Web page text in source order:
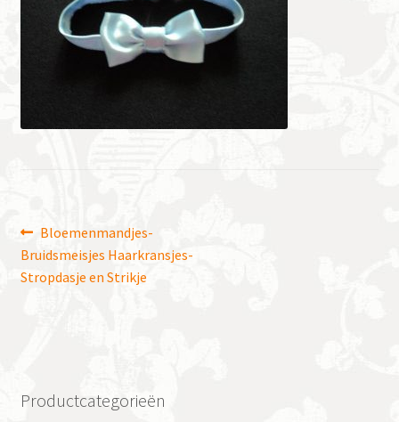
Bericht
navigatie
Vorig
bericht:
Bloemenmandjes-
Bruidsmeisjes Haarkransjes-
Stropdasje en Strikje
Productcategorieën